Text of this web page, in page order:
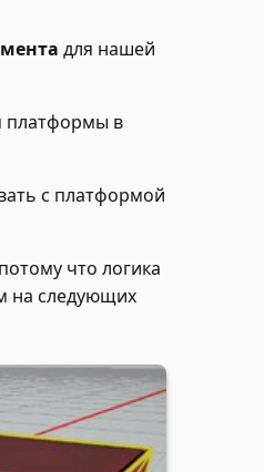
для нашей
платформы в
с платформой
что логика
на следующих